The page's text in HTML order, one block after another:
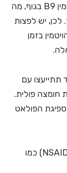
יש כמה תרופות מורידות את הריכוז של ויטמין B9 בגוף, מה
יש לפצות
בזמן
תתייעצו עם
חומצה פולית.
הפולאט